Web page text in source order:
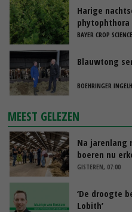
Harige
phytophthora
BAYER CROP SCIENCE
Blauwtong
BOEHRINGER
MEEST GELEZEN
Na jarenlang
boeren nu
GISTEREN, 07:00
‘De droogte
Lobith’